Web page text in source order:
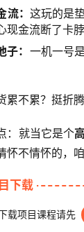
流： 这玩的是
现金流断了卡脖
： 一机一号
累不累？挺折
：就当它是个
怀不情怀的，
下载
载项目课程请先